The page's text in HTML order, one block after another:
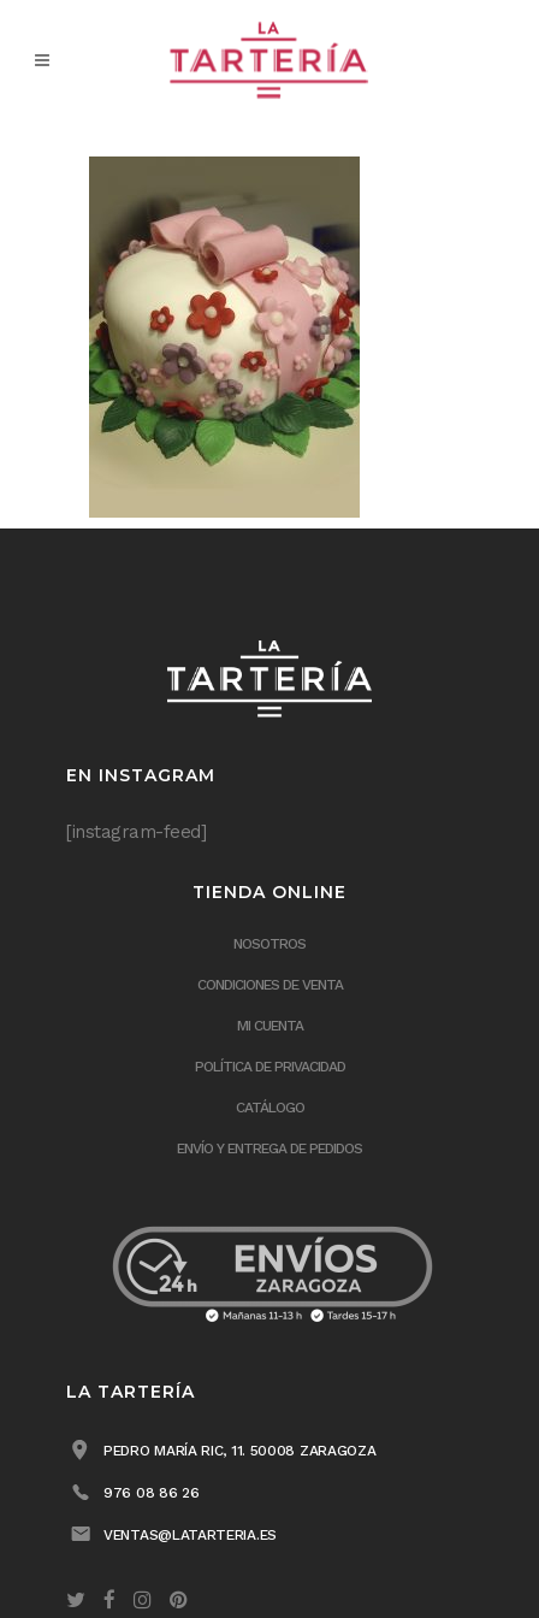
EN INSTAGRAM
[instagram-feed]
TIENDA ONLINE
NOSOTROS
CONDICIONES DE VENTA
MI CUENTA
POLÍTICA DE PRIVACIDAD
CATÁLOGO
ENVÍO Y ENTREGA DE PEDIDOS
LA TARTERÍA
PEDRO MARÍA RIC, 11. 50008 ZARAGOZA
976 08 86 26
VENTAS@LATARTERIA.ES